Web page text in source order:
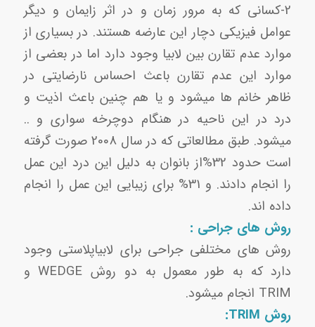
2-کسانی که به مرور زمان و در اثر زایمان و دیگر
عوامل فیزیکی دچار این عارضه هستند. در بسیاری از
موارد عدم تقارن بین لابیا وجود دارد اما در بعضی از
موارد این عدم تقارن باعث احساس نارضایتی در
ظاهر خانم ها میشود و یا هم چنین باعث اذیت و
درد در این ناحیه در هنگام دوچرخه سواری و ..
میشود. طبق مطالعاتی که در سال 2008 صورت گرفته
است حدود 32%از بانوان به دلیل این درد این عمل
را انجام دادند. و 31% برای زیبایی این عمل را انجام
داده اند.
روش های جراحی :
روش های مختلفی جراحی برای لابیاپلاستی وجود
دارد که به طور معمول به دو روش WEDGE و
TRIM انجام میشود.
روش TRIM: